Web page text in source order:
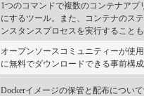
1つのコマンドで複数のコンテナア
にするツール。また、コンテナのス
ンスタンスプロセスを実行すること
オープンソースコミュニティーが使
に無料でダウンロードできる事前構
Dockerイメージの保管と配布につい